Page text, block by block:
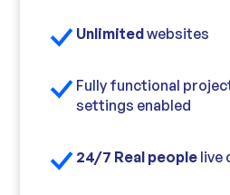
Unlimitedwebsites
Fully functional
settings enabled
24/7 Real people live